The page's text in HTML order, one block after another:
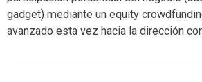
gadget) mediante un equity
avanzado esta vez hacia la dirección